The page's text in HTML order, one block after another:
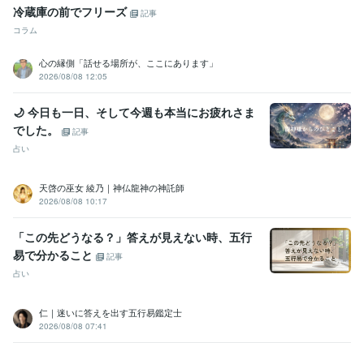
冷蔵庫の前でフリーズ
記事
コラム
心の縁側「話せる場所が、ここにあります」
2026/08/08 12:05
🌙 今日も一日、そして今週も本当にお疲れさま
でした。
記事
占い
天啓の巫女 綾乃｜神仏龍神の神託師
2026/08/08 10:17
「この先どうなる？」答えが見えない時、五行
易で分かること
記事
占い
仁｜迷いに答えを出す五行易鑑定士
2026/08/08 07:41